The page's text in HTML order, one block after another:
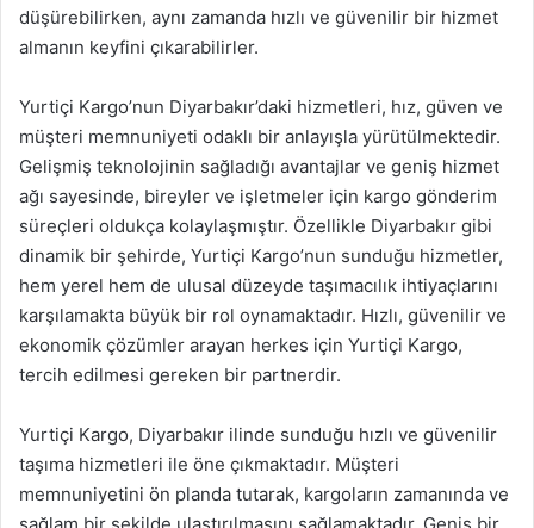
düşürebilirken, aynı zamanda hızlı ve güvenilir bir hizmet
almanın keyfini çıkarabilirler.
Yurtiçi Kargo’nun Diyarbakır’daki hizmetleri, hız, güven ve
müşteri memnuniyeti odaklı bir anlayışla yürütülmektedir.
Gelişmiş teknolojinin sağladığı avantajlar ve geniş hizmet
ağı sayesinde, bireyler ve işletmeler için kargo gönderim
süreçleri oldukça kolaylaşmıştır. Özellikle Diyarbakır gibi
dinamik bir şehirde, Yurtiçi Kargo’nun sunduğu hizmetler,
hem yerel hem de ulusal düzeyde taşımacılık ihtiyaçlarını
karşılamakta büyük bir rol oynamaktadır. Hızlı, güvenilir ve
ekonomik çözümler arayan herkes için Yurtiçi Kargo,
tercih edilmesi gereken bir partnerdir.
Yurtiçi Kargo, Diyarbakır ilinde sunduğu hızlı ve güvenilir
taşıma hizmetleri ile öne çıkmaktadır. Müşteri
memnuniyetini ön planda tutarak, kargoların zamanında ve